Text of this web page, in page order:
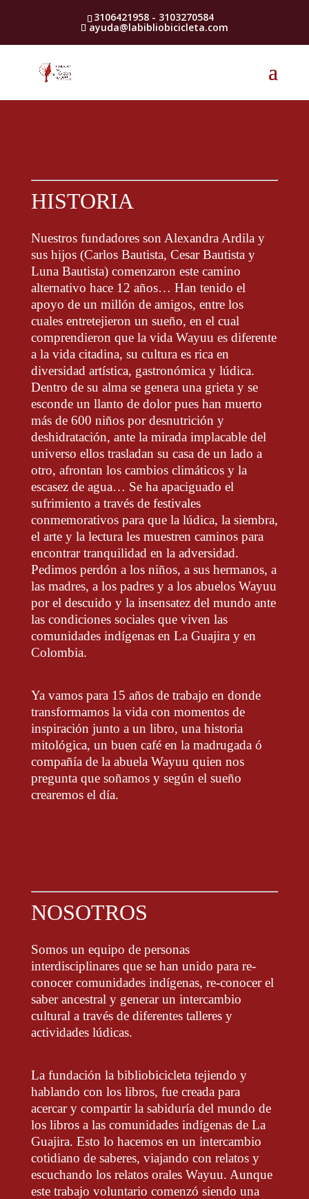
3106421958 - 3103270584
ayuda@labibliobicicleta.com
HISTORIA
Nuestros fundadores son Alexandra Ardila y
sus hijos (Carlos Bautista, Cesar Bautista y
Luna Bautista) comenzaron este camino
alternativo hace 12 años… Han tenido el
apoyo de un millón de amigos, entre los
cuales entretejieron un sueño, en el cual
comprendieron que la vida Wayuu es diferente
a la vida citadina, su cultura es rica en
diversidad artística, gastronómica y lúdica.
Dentro de su alma se genera una grieta y se
esconde un llanto de dolor pues han muerto
más de 600 niños por desnutrición y
deshidratación, ante la mirada implacable del
universo ellos trasladan su casa de un lado a
otro, afrontan los cambios climáticos y la
escasez de agua… Se ha apaciguado el
sufrimiento a través de festivales
conmemorativos para que la lúdica, la siembra,
el arte y la lectura les muestren caminos para
encontrar tranquilidad en la adversidad.
Pedimos perdón a los niños, a sus hermanos, a
las madres, a los padres y a los abuelos Wayuu
por el descuido y la insensatez del mundo ante
las condiciones sociales que viven las
comunidades indígenas en La Guajira y en
Colombia.
Ya vamos para 15 años de trabajo en donde
transformamos la vida con momentos de
inspiración junto a un libro, una historia
mitológica, un buen café en la madrugada ó
compañía de la abuela Wayuu quien nos
pregunta que soñamos y según el sueño
crearemos el día.
NOSOTROS
Somos un equipo de personas
interdisciplinares que se han unido para re-
conocer comunidades indígenas, re-conocer el
saber ancestral y generar un intercambio
cultural a través de diferentes talleres y
actividades lúdicas.
La fundación la bibliobicicleta tejiendo y
hablando con los libros, fue creada para
acercar y compartir la sabiduría del mundo de
los libros a las comunidades indígenas de La
Guajira. Esto lo hacemos en un intercambio
cotidiano de saberes, viajando con relatos y
escuchando los relatos orales Wayuu. Aunque
este trabajo voluntario comenzó siendo una